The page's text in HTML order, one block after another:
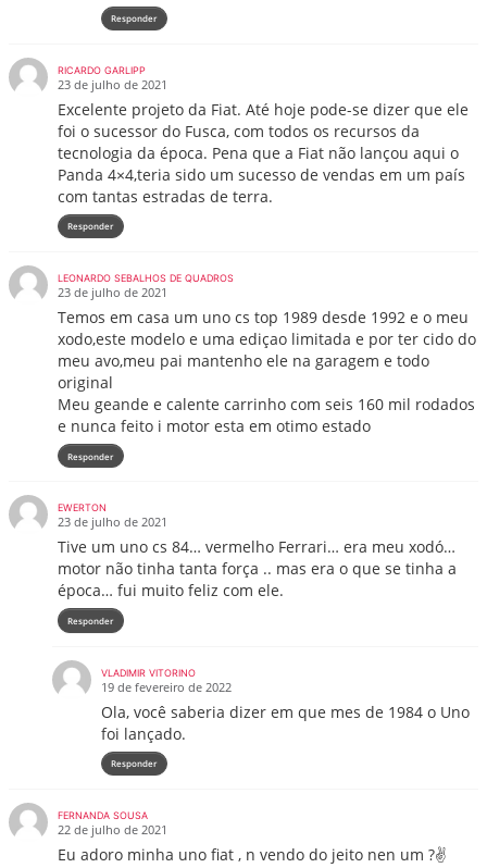
Responder
RICARDO GARLIPP
23 de julho de 2021
Excelente projeto da Fiat. Até hoje pode-se dizer que ele
foi o sucessor do Fusca, com todos os recursos da
tecnologia da época. Pena que a Fiat não lançou aqui o
Panda 4×4,teria sido um sucesso de vendas em um país
com tantas estradas de terra.
Responder
LEONARDO SEBALHOS DE QUADROS
23 de julho de 2021
Temos em casa um uno cs top 1989 desde 1992 e o meu
xodo,este modelo e uma ediçao limitada e por ter cido do
meu avo,meu pai mantenho ele na garagem e todo
original
Meu geande e calente carrinho com seis 160 mil rodados
e nunca feito i motor esta em otimo estado
Responder
EWERTON
23 de julho de 2021
Tive um uno cs 84… vermelho Ferrari… era meu xodó…
motor não tinha tanta força .. mas era o que se tinha a
época… fui muito feliz com ele.
Responder
VLADIMIR VITORINO
19 de fevereiro de 2022
Ola, você saberia dizer em que mes de 1984 o Uno
foi lançado.
Responder
FERNANDA SOUSA
22 de julho de 2021
Eu adoro minha uno fiat , n vendo do jeito nen um ?✌